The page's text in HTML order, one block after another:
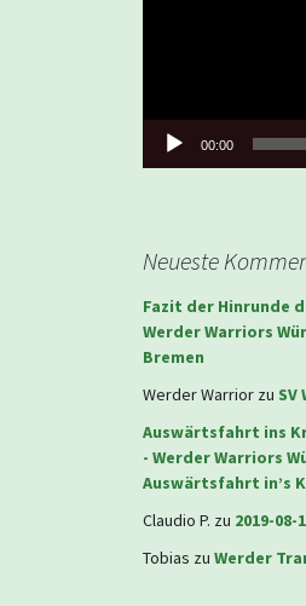
00:00
Neueste
Fazit der Hinrunde
Werder Warriors
Bremen
Werder Warrior zu SV
Auswärtsfahrt ins
- Werder Warriors
Auswärtsfahrt in’s
Claudio P. zu 2019-
Tobias zu Werder